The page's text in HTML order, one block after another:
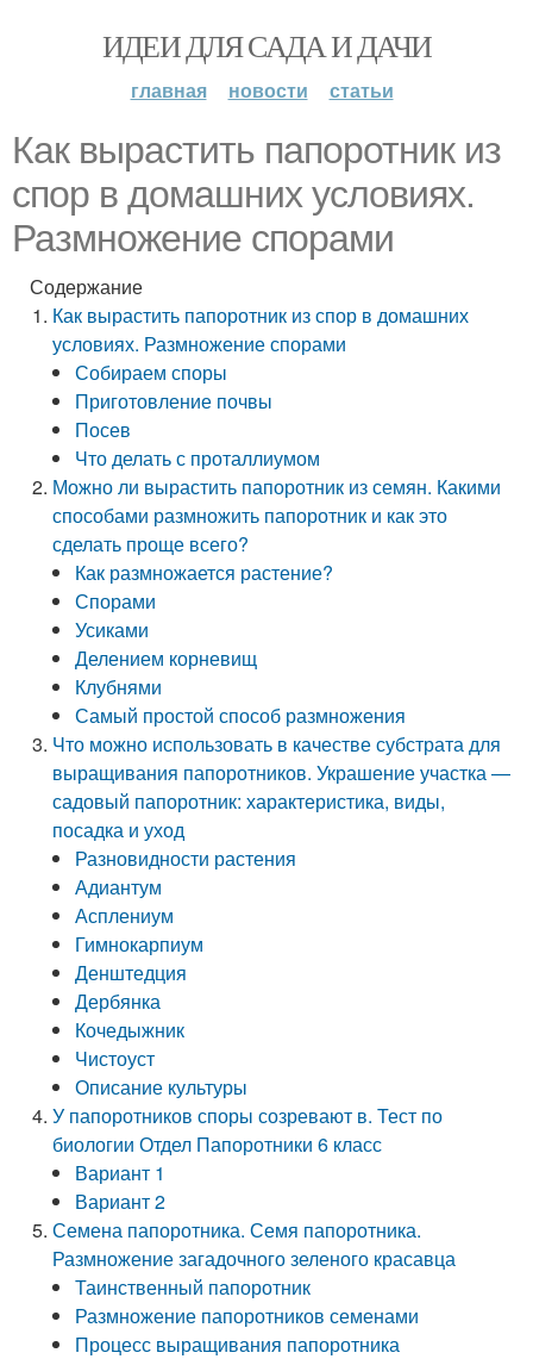
ИДЕИ ДЛЯ САДА И ДАЧИ
главная новости статьи
Как вырастить папоротник из
спор в домашних условиях.
Размножение спорами
Содержание
Как вырастить папоротник из спор в домашних
условиях. Размножение спорами
Собираем споры
Приготовление почвы
Посев
Что делать с проталлиумом
Можно ли вырастить папоротник из семян. Какими
способами размножить папоротник и как это
сделать проще всего?
Как размножается растение?
Спорами
Усиками
Делением корневищ
Клубнями
Самый простой способ размножения
Что можно использовать в качестве субстрата для
выращивания папоротников. Украшение участка —
садовый папоротник: характеристика, виды,
посадка и уход
Разновидности растения
Адиантум
Асплениум
Гимнокарпиум
Денштедция
Дербянка
Кочедыжник
Чистоуст
Описание культуры
У папоротников споры созревают в. Тест по
биологии Отдел Папоротники 6 класс
Вариант 1
Вариант 2
Семена папоротника. Семя папоротника.
Размножение загадочного зеленого красавца
Таинственный папоротник
Размножение папоротников семенами
Процесс выращивания папоротника